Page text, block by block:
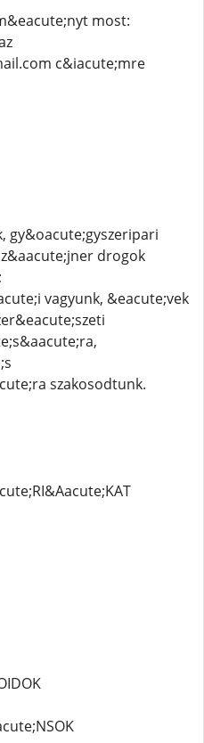
most:
c&iacute;mre
gy&oacute;gyszeripari
drogok
vagyunk, &eacute;vek
szakosodtunk.